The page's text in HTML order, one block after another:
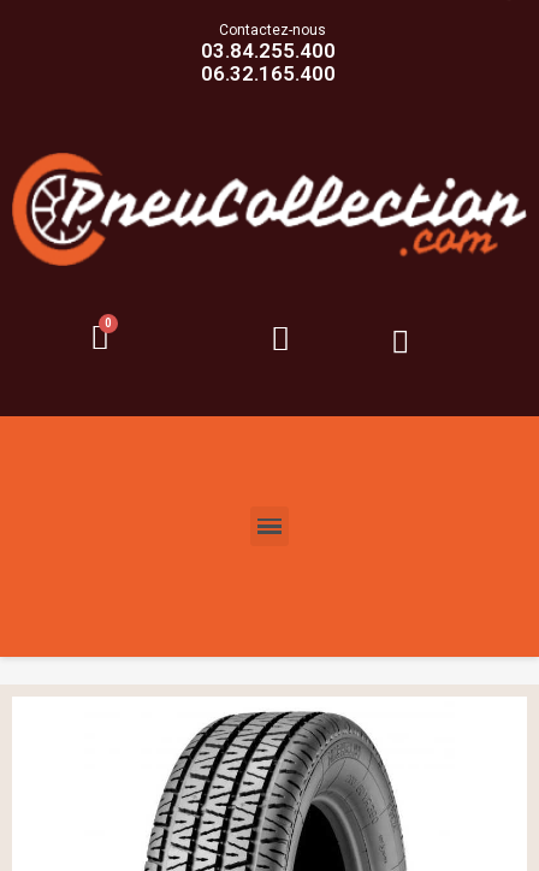
Contactez-nous
03.84.255.400
06.32.165.400